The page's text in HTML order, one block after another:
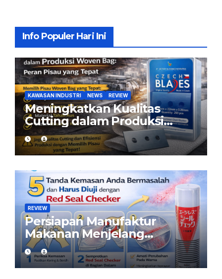
Info Populer Hari Ini
KAWASAN INDUSTRI NEWS REVIEW
Meningkatkan Kualitas
Cutting dalam Produksi
Woven Bag: Peran Pisau
yang Tepat
REVIEW
Persiapan Manufaktur
Makanan Menjelang
Ramadan: Pastikan Kemasan
Aman dengan Red Seal
Checker